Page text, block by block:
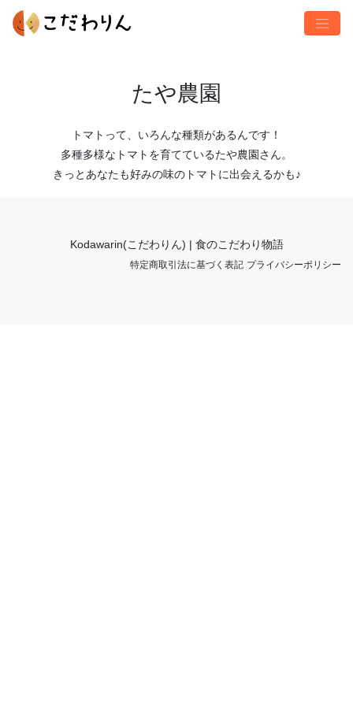
たや農園
トマトって、いろんな種類があるんです！
多種多様なトマトを育てているたや農園さん。
きっとあなたも好みの味のトマトに出会えるかも♪
Kodawarin(こだわりん) | 食のこだわり物語
特定商取引法に基づく表記 プライバシーポリシー